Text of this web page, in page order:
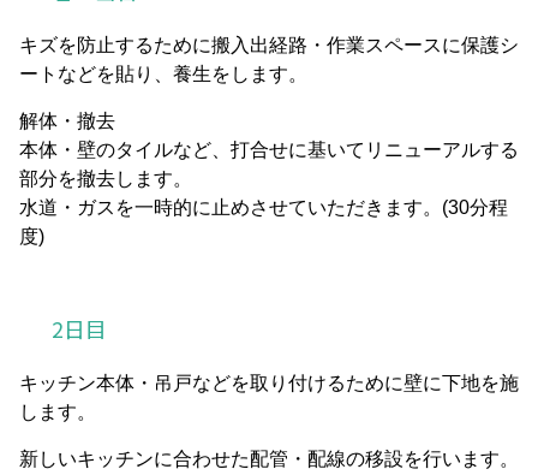
キズを防止するために搬入出経路・作業スペースに保護シ
ートなどを貼り、養生をします。
解体・撤去
本体・壁のタイルなど、打合せに基いてリニューアルする
部分を撤去します。
水道・ガスを一時的に止めさせていただきます。(30分程
度)
2日目
キッチン本体・吊戸などを取り付けるために壁に下地を施
します。
新しいキッチンに合わせた配管・配線の移設を行います。